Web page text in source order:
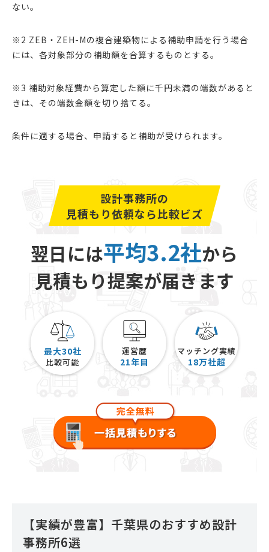
ない。
※2 ZEB・ZEH-Mの複合建築物による補助申請を行う場合
には、各対象部分の補助額を合算するものとする。
※3 補助対象経費から算定した額に千円未満の端数があると
きは、その端数金額を切り捨てる。
条件に適する場合、申請すると補助が受けられます。
設計事務所の
見積もり依頼なら比較ビズ
翌日には平均3.2社から
見積もり提案が届きます
最大30社
比較可能
運営歴
21年目
マッチング実績
18万社超
【実績が豊富】千葉県のおすすめ設計
事務所6選